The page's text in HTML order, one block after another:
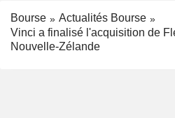
Bourse
Actualités Bourse
Vinci a finalisé l'acquisition de
Nouvelle-Zélande